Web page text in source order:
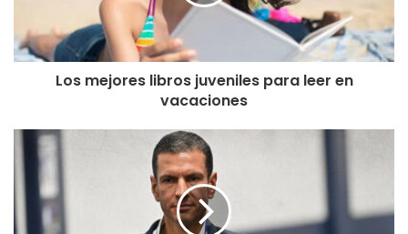
Los mejores libros juveniles para leer en
vacaciones